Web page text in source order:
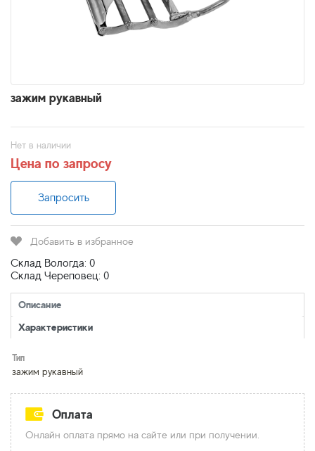
зажим рукавный
Нет в наличии
Цена по запросу
Запросить
Добавить в избранное
Склад Вологда: 0
Склад Череповец: 0
Описание
Характеристики
Тип
зажим рукавный
Оплата
Онлайн оплата прямо на сайте или при получении.